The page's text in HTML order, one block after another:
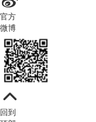
官方
微博
回到